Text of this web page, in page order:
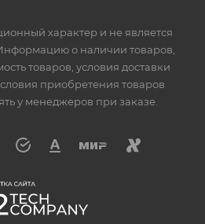
характер и не является
о наличии товаров,
товаров, условия доставки
приобретения товаров
у менеджеров при заказе.